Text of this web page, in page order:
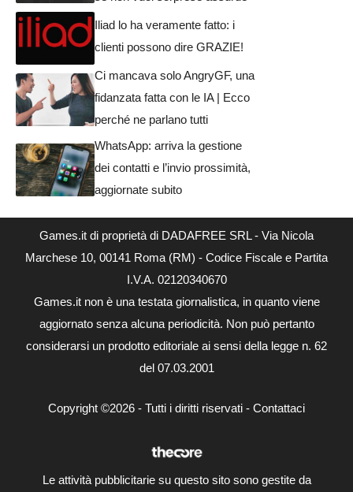
Iliad lo ha veramente fatto: i
clienti possono dire GRAZIE!
Ci mancava solo AngryGF, una
fidanzata fatta con le IA | Ecco
perché ne parlano tutti
WhatsApp: arriva la gestione
dei contatti e l’invio prossimità,
aggiornate subito
Games.it di proprietà di DADAFREE SRL - Via Nicola
Marchese 10, 00141 Roma (RM) - Codice Fiscale e Partita
I.V.A. 02120340670
Games.it non è una testata giornalistica, in quanto viene
aggiornato senza alcuna periodicità. Non può pertanto
considerarsi un prodotto editoriale ai sensi della legge n. 62
del 07.03.2001
Copyright ©2026 - Tutti i diritti riservati - Contattaci
Le attività pubblicitarie su questo sito sono gestite da